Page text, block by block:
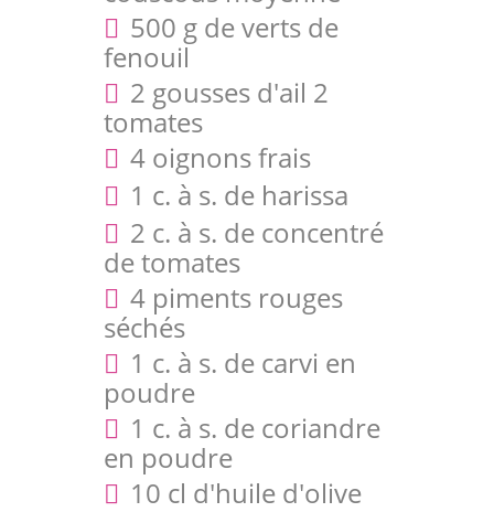
500 g de verts de
fenouil
2 gousses d'ail 2
tomates
4 oignons frais
1 c. à s. de harissa
2 c. à s. de concentré
de tomates
4 piments rouges
séchés
1 c. à s. de carvi en
poudre
1 c. à s. de coriandre
en poudre
10 cl d'huile d'olive